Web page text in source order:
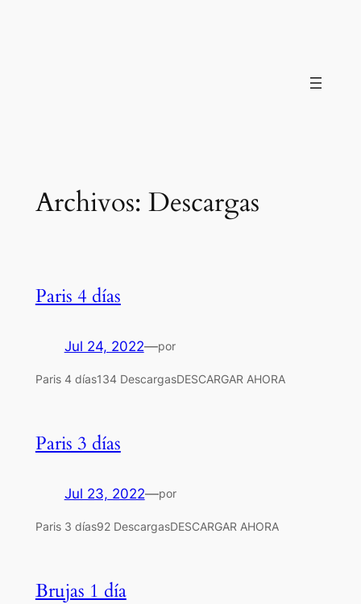
Archivos: Descargas
Paris 4 días
Jul 24, 2022—por
Paris 4 días134 DescargasDESCARGAR AHORA
Paris 3 días
Jul 23, 2022—por
Paris 3 días92 DescargasDESCARGAR AHORA
Brujas 1 día